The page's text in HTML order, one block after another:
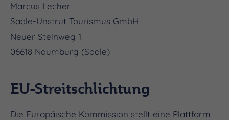
Marcus Lecher
Saale-Unstrut Tourismus GmbH
Neuer Steinweg 1
06618 Naumburg (Saale)
EU-Streitschlichtung
Die Europäische Kommission stellt eine Plattform